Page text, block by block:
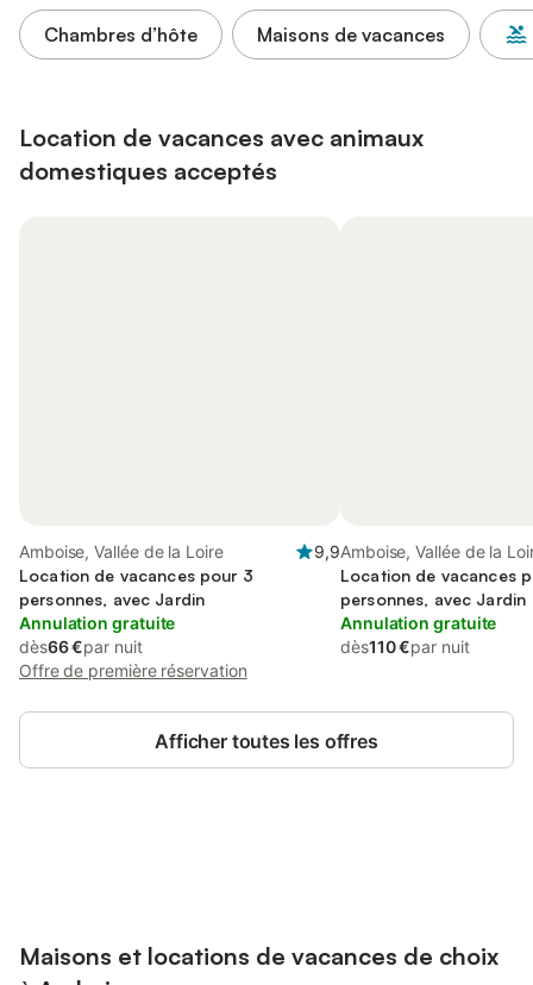
Chambres d’hôte Maisons de vacances
Location de vacances avec animaux
domestiques acceptés
Amboise, Vallée de la Loire
9,9
Location de vacances pour 3
personnes, avec Jardin
Annulation gratuite
dès66 €par nuit
Offre de première réservation
Amboise, Vallée de la
Location de vacances
personnes, avec Jardin
Annulation gratuite
dès110 €par nuit
Afficher toutes les offres
Maisons et locations de vacances de choix